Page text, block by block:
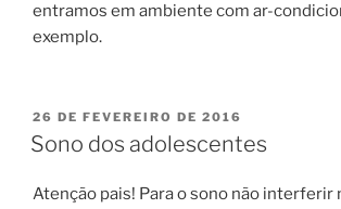
entramos em ambiente com ar-
exemplo.
PUBLICADO
EM
26 DE FEVEREIRO DE 2016
Sono dos adolescentes
Atenção pais! Para o sono não interferir